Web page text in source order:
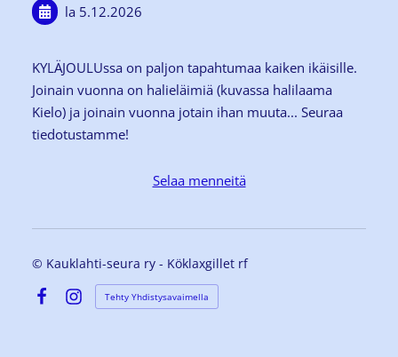
la 5.12.2026
KYLÄJOULUssa on paljon tapahtumaa kaiken ikäisille.
Joinain vuonna on halieläimiä (kuvassa halilaama
Kielo) ja joinain vuonna jotain ihan muuta... Seuraa
tiedotustamme!
Selaa menneitä
© Kauklahti-seura ry - Köklaxgillet rf
FacebookInstagram
Tehty Yhdistysavaimella